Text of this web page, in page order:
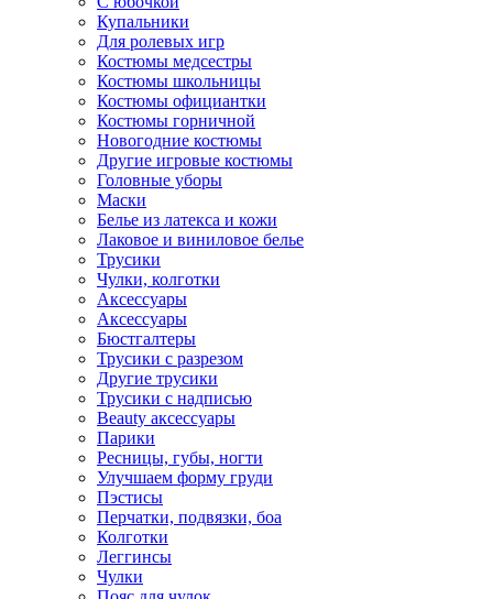
Купальники
Для ролевых игр
Костюмы медсестры
Костюмы школьницы
Костюмы официантки
Костюмы горничной
Новогодние костюмы
Другие игровые костюмы
Головные уборы
Маски
Белье из латекса и кожи
Лаковое и виниловое белье
Трусики
Чулки, колготки
Аксессуары
Аксессуары
Бюстгалтеры
Трусики с разрезом
Другие трусики
Трусики с надписью
Beauty аксессуары
Парики
Ресницы, губы, ногти
Улучшаем форму груди
Пэстисы
Перчатки, подвязки, боа
Колготки
Леггинсы
Чулки